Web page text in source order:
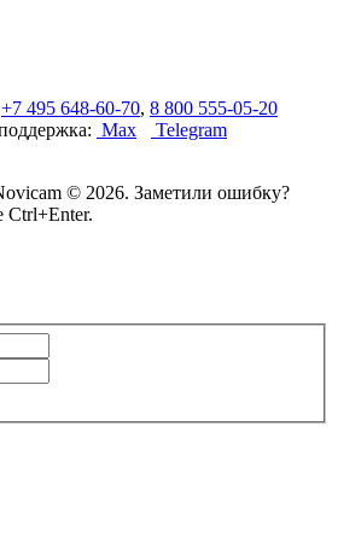
+7 495 648-60-70, 8 800 555-05-20
Max
Telegram
© 2026. Заметили ошибку?
Ctrl+Enter.